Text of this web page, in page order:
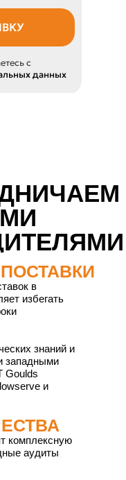
с
данных
в
избегать
знаний и
западными
Goulds
и
комплексную
аудиты